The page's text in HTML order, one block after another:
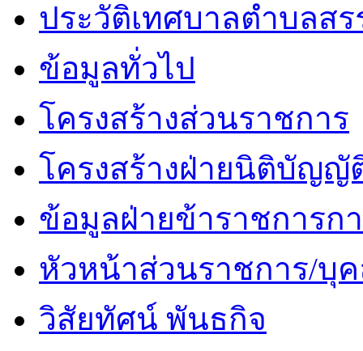
ประวัติเทศบาลตำบลส
ข้อมูลทั่วไป
โครงสร้างส่วนราชการ
โครงสร้างฝ่ายนิติบัญญั
ข้อมูลฝ่ายข้าราชการกา
หัวหน้าส่วนราชการ/บุ
วิสัยทัศน์ พันธกิจ